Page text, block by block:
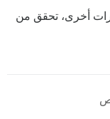
أخرى، تحقق من